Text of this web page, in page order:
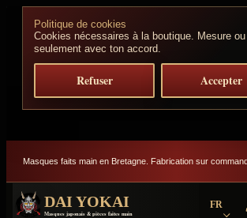
Politique de cookies
Cookies nécessaires à la boutique. Mesure
seulement avec ton accord.
Refuser Accepter
Aller au contenu
Masques faits main en Bretagne. Fabrication sur
DAI YOKAI
Masques japonais & pièces faites main
FR
Choisir la langue